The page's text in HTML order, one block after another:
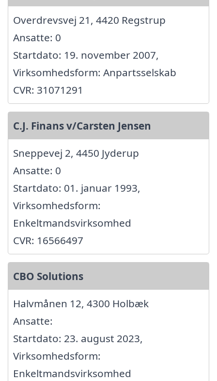
Overdrevsvej 21, 4420 Regstrup
Ansatte: 0
Startdato: 19. november 2007,
Virksomhedsform: Anpartsselskab
CVR: 31071291
C.J. Finans v/Carsten Jensen
Sneppevej 2, 4450 Jyderup
Ansatte: 0
Startdato: 01. januar 1993,
Virksomhedsform:
Enkeltmandsvirksomhed
CVR: 16566497
CBO Solutions
Halvmånen 12, 4300 Holbæk
Ansatte:
Startdato: 23. august 2023,
Virksomhedsform:
Enkeltmandsvirksomhed